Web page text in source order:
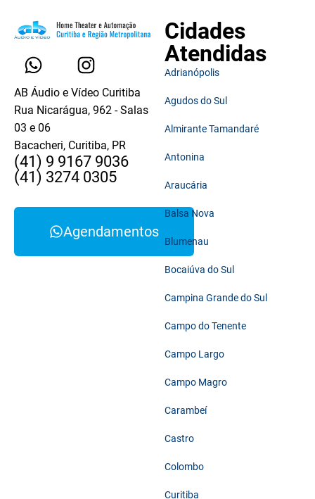
AB Áudio e Vídeo Curitiba
Rua Nicarágua, 962 - Salas
03 e 06
Bacacheri, Curitiba, PR
(41) 9 9167 9036
(41) 3274 0305
Agendamentos
Cidades
Atendidas
Adrianópolis
Agudos do Sul
Almirante Tamandaré
Antonina
Araucária
Balsa Nova
Blumenau
Bocaiúva do Sul
Campina Grande do Sul
Campo do Tenente
Campo Largo
Campo Magro
Carambeí
Castro
Colombo
Curitiba